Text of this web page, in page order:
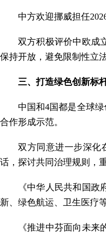
中方欢迎挪威担任
双方积极评价中欧成
保持开放，避免限制性立
三、打造绿色创新标
中国和4国都是全球
合作形成示范。
双方同意进一步深化
话，探讨共同治理规则，
《中华人民共和国
新、绿色航运、卫生医疗
《推进中芬面向未